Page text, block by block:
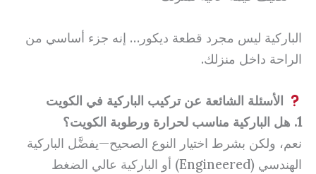
الباركية ليس مجرد قطعة ديكور… إنه جزء أساسي من
الراحة داخل منزلك.
الأسئلة الشائعة عن تركيب الباركية في الكويت
1. هل الباركية مناسب لحرارة ورطوبة الكويت؟
نعم، ولكن بشرط اختيار النوع الصحيح—يفضَّل الباركية
الهندسي (Engineered) أو الباركية عالي الضغط